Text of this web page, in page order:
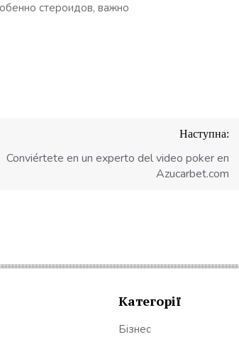
стероидов, важно
Наступна:
Conviértete en un experto del video poker en
Azucarbet.com
Категорії
Бізнес